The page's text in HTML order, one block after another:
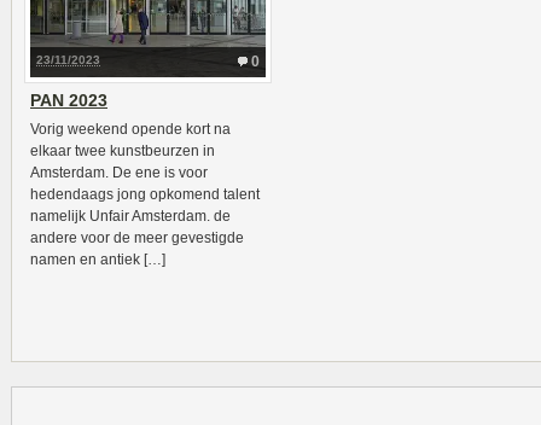
0
23/11/2023
PAN 2023
Vorig weekend opende kort na
elkaar twee kunstbeurzen in
Amsterdam. De ene is voor
hedendaags jong opkomend talent
namelijk Unfair Amsterdam. de
andere voor de meer gevestigde
namen en antiek […]